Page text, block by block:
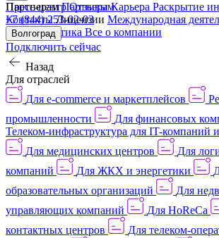
Пресс-центрОтзывыКарьера Раскрытие
КонтактыЛицензии Международная
и деловая этика Все о компании
ПартнерамПартнерам
+7 (844) 253-02-03
Волгоград
Подключить сейчас
Назад
Для отраслей
Для e-commerce и маркетплейсов
промышленности
Для финансовых
Телеком-инфраструктура для IT-компаний
Для медицинских центров
Для
компаний
Для ЖКХ и энергетики
образовательных организаций
Для
управляющих компаний
Для HoReCa
контактных центров
Для телеком-